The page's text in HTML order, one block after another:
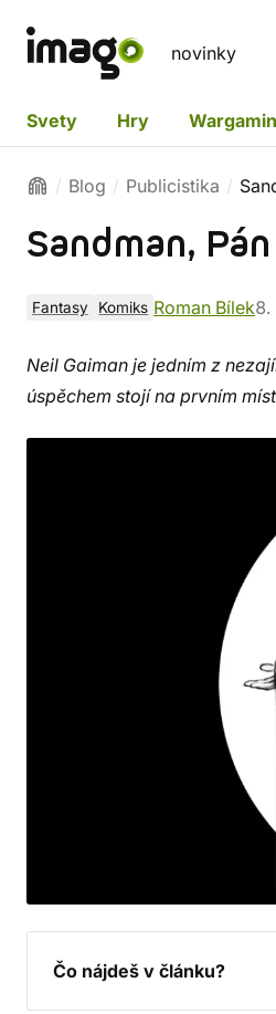
novinky
Svety Hry
Blog Publicistika
Sandman,
Fantasy Komiks Roman Bílek8.
Neil Gaiman je jedním z
úspěchem stojí na prvním
Čo nájdeš v článku?